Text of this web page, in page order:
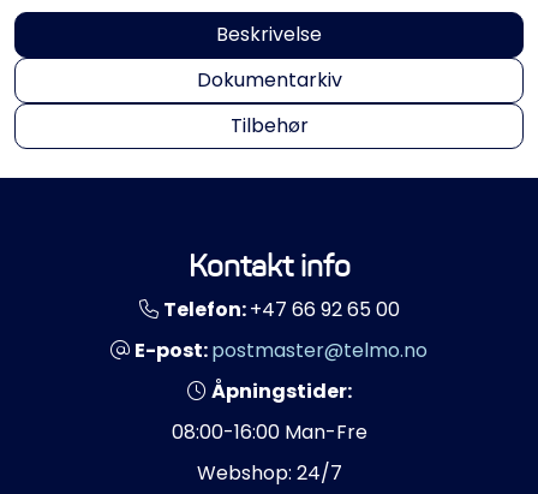
Beskrivelse
Dokumentarkiv
Tilbehør
Kontakt info
Telefon:+47 66 92 65 00
E-post:postmaster@telmo.no
Åpningstider:
08:00-16:00 Man-Fre
Webshop: 24/7
Outlet